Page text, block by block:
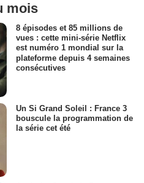
mois
8 épisodes et 85 millions de
vues : cette mini-série Netflix
est numéro 1 mondial sur la
plateforme depuis 4 semaines
consécutives
Un Si Grand Soleil : France 3
bouscule la programmation de
la série cet été